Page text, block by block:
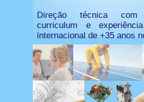
Direção técnica
curriculum e
internacional de +35 anos